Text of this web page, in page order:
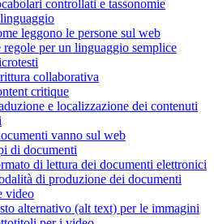
controllati e tassonomie
leggono le persone sul web
per un linguaggio semplice
collaborativa
critique
e localizzazione dei contenuti
vanno sul web
di documenti
di lettura dei documenti elettronici
di produzione dei documenti
video
alternativo (alt text) per le immagini